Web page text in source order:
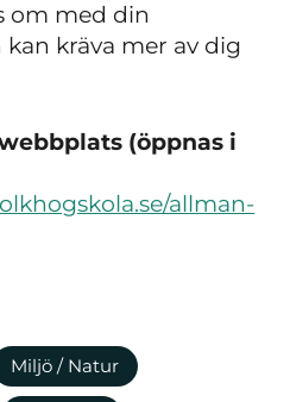
om med din
kräva mer av dig
(öppnas i
allman-
Miljö / Natur